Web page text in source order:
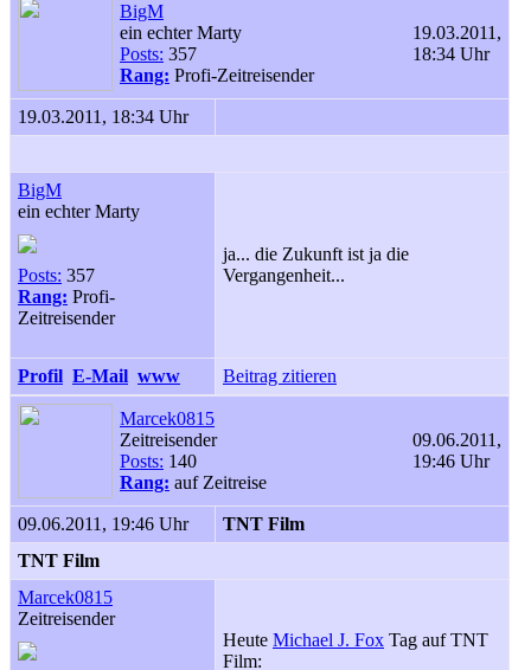
BigM
ein echter Marty
Posts: 357
Rang: Profi-Zeitreisender
19.03.2011,
18:34 Uhr
19.03.2011, 18:34 Uhr
BigM
ein echter Marty
Posts: 357
Rang: Profi-
Zeitreisender
ja... die Zukunft ist ja die
Vergangenheit...
Profil E-Mail www Beitrag zitieren
Marcek0815
Zeitreisender
Posts: 140
Rang: auf Zeitreise
09.06.2011,
19:46 Uhr
09.06.2011, 19:46 Uhr
TNT Film
TNT Film
Marcek0815
Zeitreisender
Heute Michael J. Fox Tag auf TNT
Film: